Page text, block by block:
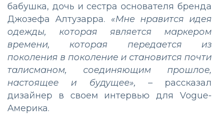
бабушка, дочь и сестра основателя бренда
Джозефа Алтузарра. «Мне нравится идея
одежды, которая является маркером
времени, которая передается из
поколения в поколение и становится почти
талисманом, соединяющим прошлое,
настоящее и будущее», – рассказал
дизайнер в своем интервью для Vogue-
Америка.